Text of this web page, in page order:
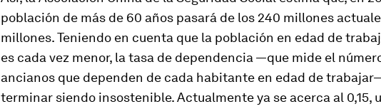
población de más de 60 años pasará de los 240 millones
millones. Teniendo en cuenta que la población en edad de
es cada vez menor, la tasa de dependencia —que mide el
ancianos que dependen de cada habitante en edad de
terminar siendo insostenible. Actualmente ya se acerca al 0,15,